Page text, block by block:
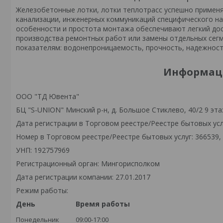
Железобетонные лотки, лотки теплотрасс успешно
канализации, инженерных коммуникаций специфического
особенности и простота монтажа обеспечивают легкий
производства ремонтных работ или замены отдельных
показателям: водонепроницаемость, прочность,
ООО "ТД Ювента"
БЦ "S-UNION" Минский р-н, д. Большое Стиклево, 40/2 9
Дата регистрации в Торговом реестре/Реестре бытовых
Номер в Торговом реестре/Реестре бытовых услуг: 366539,
УНП: 192757969
Регистрационный орган: Мингорисполком
Дата регистрации компании: 27.01.2017
Режим работы:
День
Время работы
Понедельник 09:00-17:00